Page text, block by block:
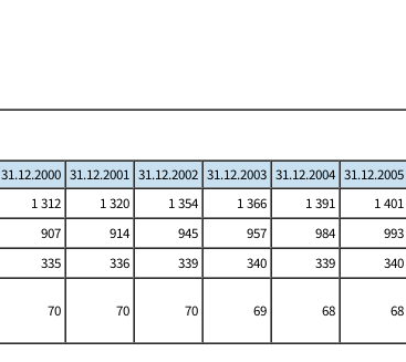
31.12.2000 31.12.2001 31.12.2002 31.12.2003 31.12.2004 31.12.2005
1 312 1 320 1 354 1 366 1 391
1 401
907 914 945 957 984
993
335 336 339 340 339
340
70 70 70 69 68 68